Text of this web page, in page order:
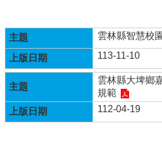
認
識
本
校
行
政
處
雲林縣智慧校
113-11-10
雲林縣大埤鄉
規範
112-04-19